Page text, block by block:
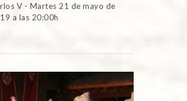
V - Martes 21 de mayo de
a las 20:00h